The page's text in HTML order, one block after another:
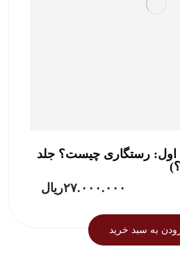
رستگاری چیست؟ جلد
۲۷.۰۰۰.۰۰۰ریال
به سبد خرید